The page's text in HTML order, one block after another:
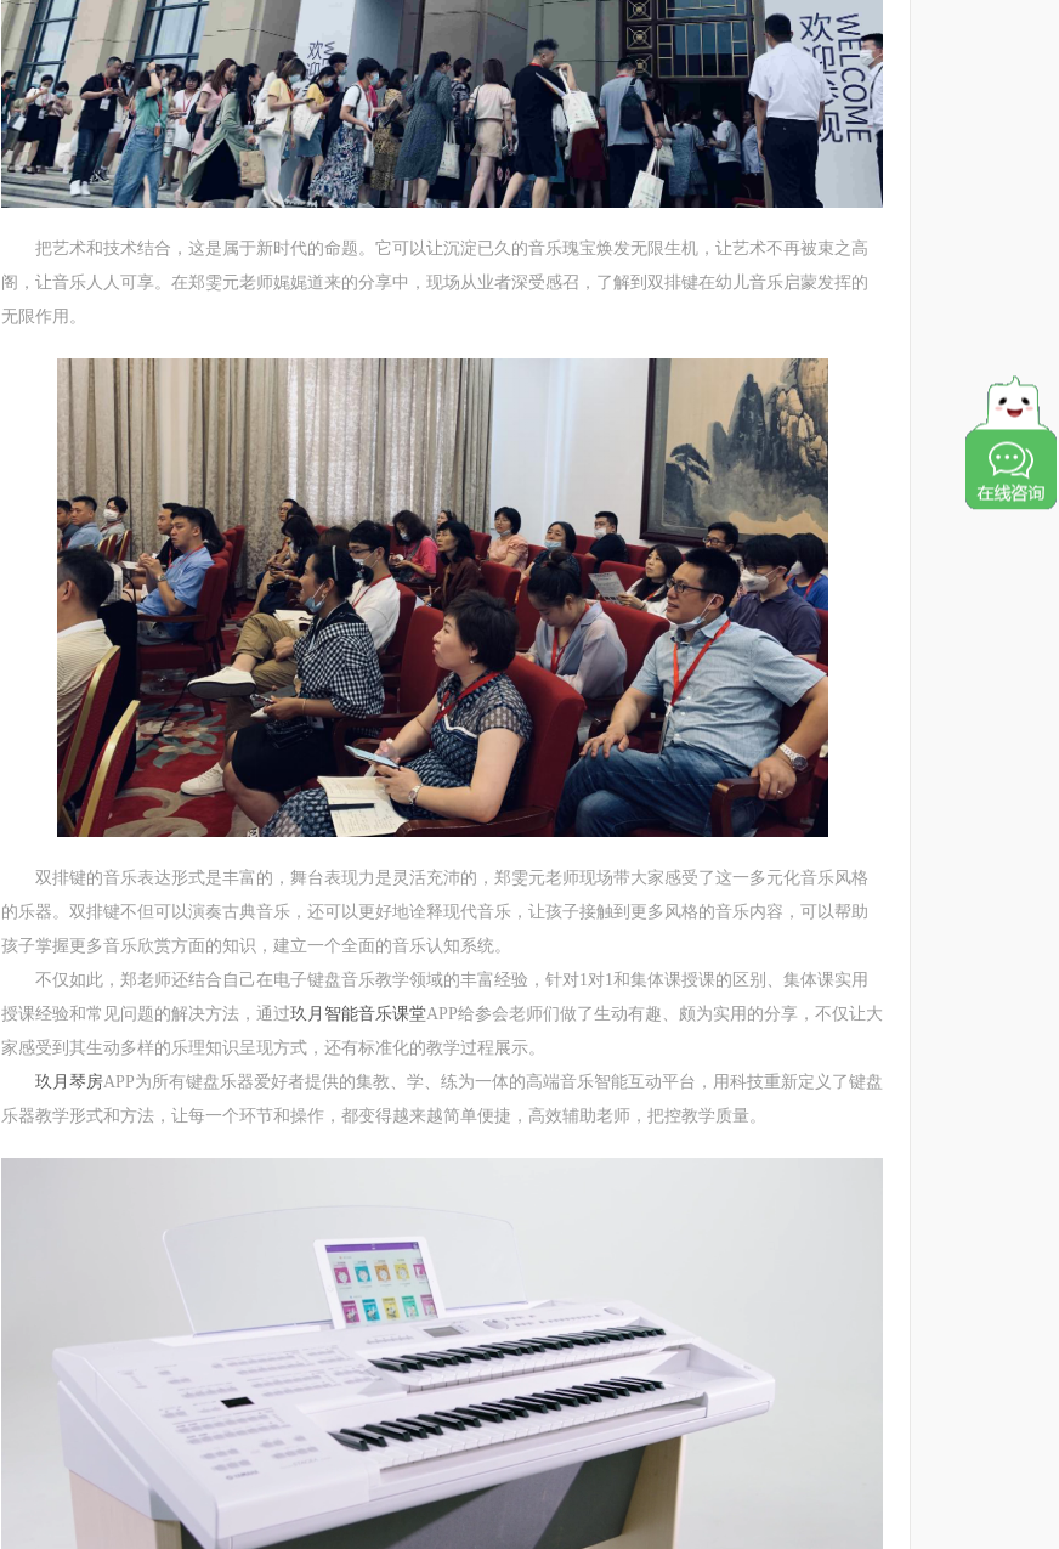
把艺术和技术结合，这是属于新时代的命题。它可以让沉淀已久的音乐瑰宝焕发无限生机，让艺术不再被束之高
阁，让音乐人人可享。在郑雯元老师娓娓道来的分享中，现场从业者深受感召，了解到双排键在幼儿音乐启蒙发挥的
无限作用。
双排键的音乐表达形式是丰富的，舞台表现力是灵活充沛的，郑雯元老师现场带大家感受了这一多元化音乐风格
的乐器。双排键不但可以演奏古典音乐，还可以更好地诠释现代音乐，让孩子接触到更多风格的音乐内容，可以帮助
孩子掌握更多音乐欣赏方面的知识，建立一个全面的音乐认知系统。
不仅如此，郑老师还结合自己在电子键盘音乐教学领域的丰富经验，针对1对1和集体课授课的区别、集体课实用
授课经验和常见问题的解决方法，通过玖月智能音乐课堂APP给参会老师们做了生动有趣、颇为实用的分享，不仅让大
家感受到其生动多样的乐理知识呈现方式，还有标准化的教学过程展示。
玖月琴房APP为所有键盘乐器爱好者提供的集教、学、练为一体的高端音乐智能互动平台，用科技重新定义了键盘
乐器教学形式和方法，让每一个环节和操作，都变得越来越简单便捷，高效辅助老师，把控教学质量。